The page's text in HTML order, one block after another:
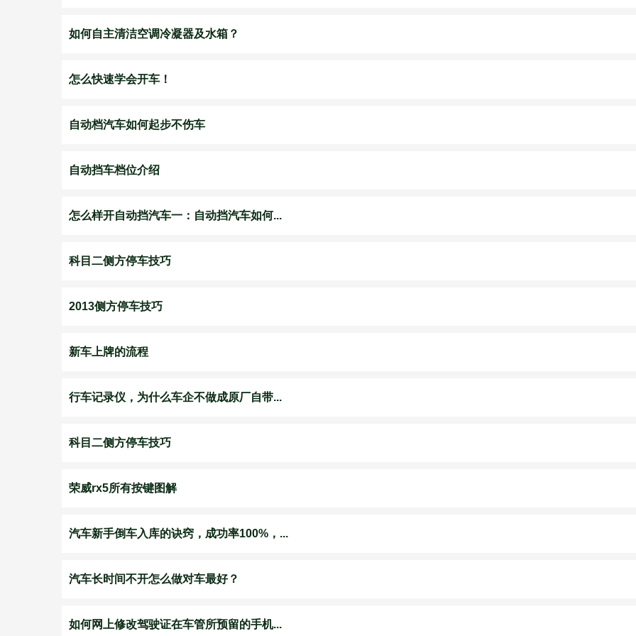
如何自主清洁空调冷凝器及水箱？
怎么快速学会开车！
自动档汽车如何起步不伤车
自动挡车档位介绍
怎么样开自动挡汽车一：自动挡汽车如何...
科目二侧方停车技巧
2013侧方停车技巧
新车上牌的流程
行车记录仪，为什么车企不做成原厂自带...
科目二侧方停车技巧
荣威rx5所有按键图解
汽车新手倒车入库的诀窍，成功率100%，...
汽车长时间不开怎么做对车最好？
如何网上修改驾驶证在车管所预留的手机...